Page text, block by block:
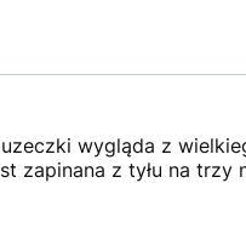
wygląda z
zapinana z tyłu na trzy